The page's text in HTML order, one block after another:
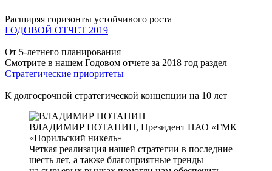
Расширяя горизонты устойчивого роста
ГОДОВОЙ ОТЧЕТ 2019
От 5-летнего планирования
Смотрите в нашем Годовом отчете за 2018 год раздел
Стратегические приоритеты
К долгосрочной стратегической концепции на 10 лет
ВЛАДИМИР ПОТАНИН, Президент ПАО «ГМК
«Норильский никель»
Четкая реализация нашей стратегии в последние
шесть лет, а также благоприятные тренды